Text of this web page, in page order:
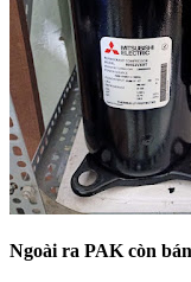
Ngoài ra PAK còn